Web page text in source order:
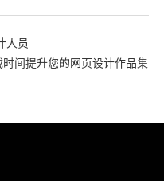
人员
间提升您的网页设计作品集